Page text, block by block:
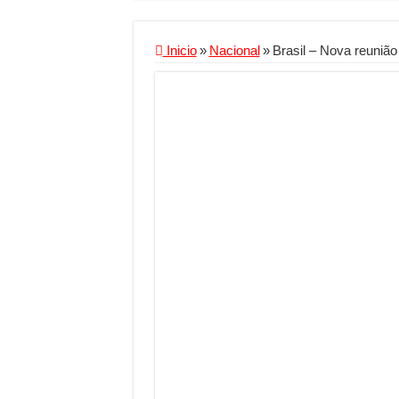
Conheça a melhor
De economista a
Qualidade do
Inicio » Nacional » Brasil – Nova